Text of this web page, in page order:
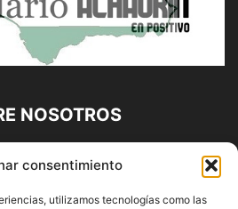
consentimiento
utilizamos tecnologías como las
NOSOTROS
Propiedad de
| 639 95 71 95 | Noticias de
Torre, Málaga y Provincia|